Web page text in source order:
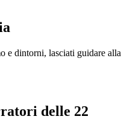
e dintorni, lasciati guidare alla
delle 22